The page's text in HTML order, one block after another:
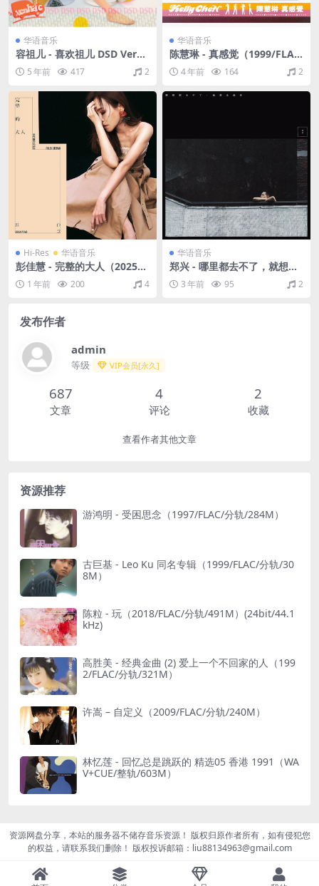
华语音乐
容祖儿 - 喜欢祖儿 DSD Versi
on 新曲+精选（2001/FLAC+
CUE/整轨/371M）
5 年前 417 2
华语音乐
陈慧琳 - 真感觉（1999/FLA
C/分轨/264M）
4 年前 164 2
Hi-Res 华语音乐
彭佳慧 - 完整的大人（2025/F
LAC/分轨/418M）(24bit/48
kHz)1 年前 200 4
华语音乐
郑兴 - 哪里都去不了，就想念
起你（2022/FLAC/EP分轨/13
6M）
3 年前 95 2
发布作者
admin
等级 VIP会员[永久]
687
文章
4
评论
2
收藏
查看作者其他文章
资源推荐
游鸿明 - 受困思念（1997/FLAC/分轨/284M）
古巨基 - Leo Ku 同名专辑（1999/FLAC/分轨/30
8M）
陈粒 - 玩（2018/FLAC/分轨/491M）(24bit/44.1
kHz)
高胜美 - 经典金曲 (2) 爱上一个不回家的人（199
2/FLAC/分轨/321M）
许嵩 – 自定义（2009/FLAC/分轨/240M）
林忆莲 - 回忆总是跳跃的 精选05 香港 1991（WA
V+CUE/整轨/603M）
资源网盘分享，本站的服务器不储存音乐资源！ 版权归原作者所有，如有侵犯您
的权益，请联系我们删除！ 版权投诉邮箱：liu88134963@gmail.com